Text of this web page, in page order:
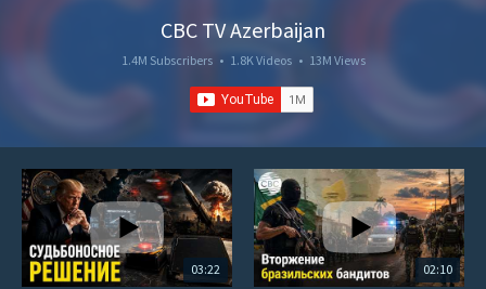
CBC TV Azerbaijan
1.4M Subscribers • 1.8K Videos • 13M Views
03:22 02:10